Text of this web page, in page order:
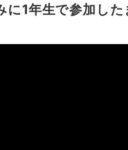
に1年生で参加し